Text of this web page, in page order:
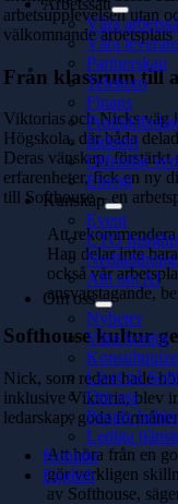
Arbetssätt
Våra
Våra
Partnerskap
Telekom
Finans
Industri
Offentlig
Energi
Kunskap
Event
CTO
Allt om AI
Om oss
Nyheter
Våra kontor
Livet på
Om oss
People
Lediga
Kontakt
English
arbetsupplevelsen utan
välkomnande
Från klassrum till
Viktorias och Nicks väg
Högskola, där båda
Deras vänskap, förstärkt
erfarenheter, fick en ny
till Softhouse – en
Att
Han delar inte
också vår
ansvarstagande,
Softhouse kultur
Nick, som redan hade
inklusive Viktoria, blev
ledarskap, goda
Att höra från en
gör verkligen
av Softhouse,